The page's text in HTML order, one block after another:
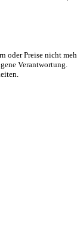
oder Preise nicht
Verantwortung.